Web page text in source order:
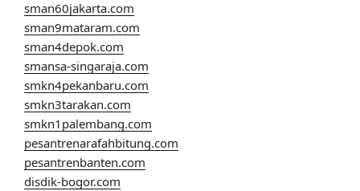
sman60jakarta.com
sman9mataram.com
sman4depok.com
smansa-singaraja.com
smkn4pekanbaru.com
smkn3tarakan.com
smkn1palembang.com
pesantrenarafahbitung.com
pesantrenbanten.com
disdik-bogor.com